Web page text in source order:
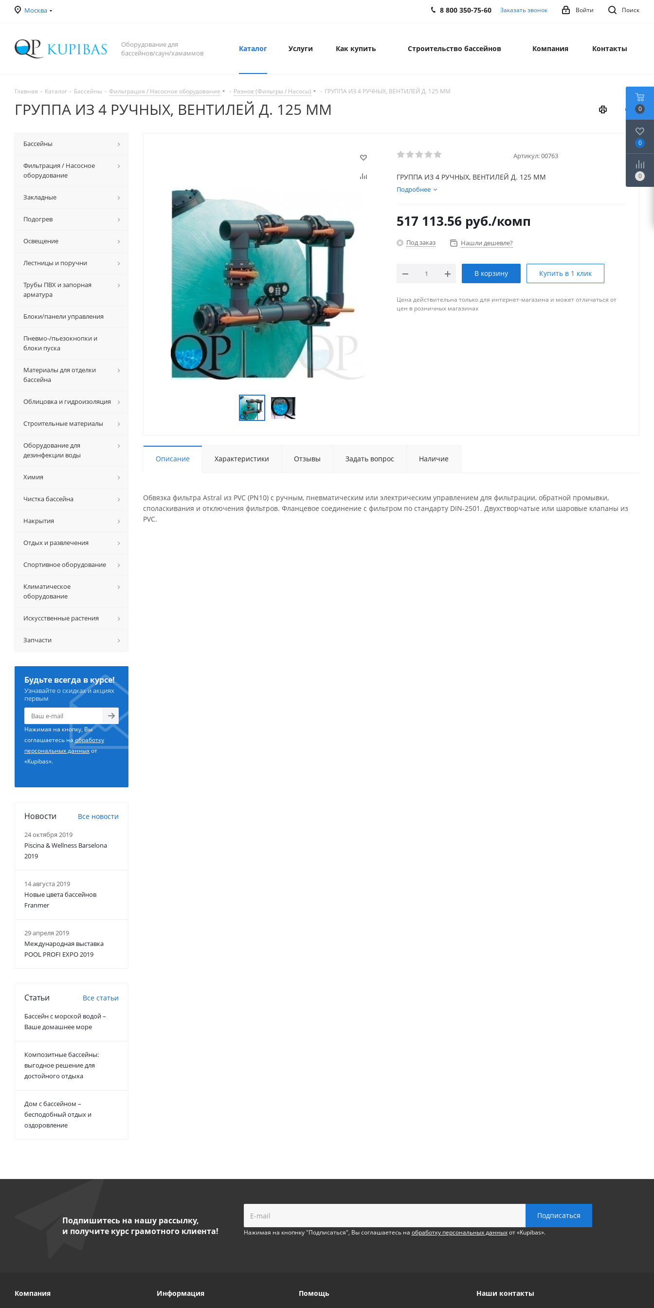
Москва Поиск
Войти
8 800 350-75-60 Заказать звонок
Оборудование для
бассейнов/саун/хамаммов
Каталог Услуги Как купить Строительство бассейнов Компания Контакты
Главная - Каталог - Бассейны - Фильтрация / Насосное оборудование - Разное (Фильтры / Насосы) - ГРУППА ИЗ 4 РУЧНЫХ, ВЕНТИЛЕЙ Д. 125 ММ
ГРУППА ИЗ 4 РУЧНЫХ, ВЕНТИЛЕЙ Д. 125 ММ
Артикул:00763
ГРУППА ИЗ 4 РУЧНЫХ, ВЕНТИЛЕЙ Д. 125 ММ
Подробнее
517 113.56 руб./комп
Под заказ Нашли дешевле?
В корзину Купить в 1 клик
Цена действительна только для интернет-магазина и может отличаться от
цен в розничных магазинах
Описание Характеристики Отзывы Задать вопрос Наличие
Обвязка фильтра Astral из PVC (PN10) с ручным, пневматическим или электрическим управлением для фильтрации, обратной промывки,
споласкивания и отключения фильтров. Фланцевое соединение с фильтром по стандарту DIN-2501. Двухстворчатые или шаровые клапаны из
PVC.
Бассейны
Фильтрация / Насосное
оборудование
Закладные
Подогрев
Освещение
Лестницы и поручни
Трубы ПВХ и запорная
арматура
Блоки/панели управления
Пневмо-/пьезокнопки и
блоки пуска
Материалы для отделки
бассейна
Облицовка и гидроизоляция
Строительные материалы
Оборудование для
дезинфекции воды
Химия
Чистка бассейна
Накрытия
Отдых и развлечения
Спортивное оборудование
Климатическое
оборудование
Искусственные растения
Запчасти
Будьте всегда в курсе!
Узнавайте о скидках и акциях
первым
Нажимая на кнопку, Вы
соглашаетесь наобработку
персональных данныхот
«Kupibas».
Новости Все новости
24 октября 2019
Piscina & Wellness Barselona
2019
14 августа 2019
Новые цвета бассейнов
Franmer
29 апреля 2019
Международная выставка
POOL PROFI EXPO 2019
Статьи Все статьи
Бассейн с морской водой –
Ваше домашнее море
Композитные бассейны:
выгодное решение для
достойного отдыха
Дом с бассейном –
бесподобный отдых и
оздоровление
Подпишитесь на нашу рассылку,
и получите курс грамотного клиента!
Нажимая на кнопнку "Подписаться", Вы соглашаетесь на обработку персональных данныхот «Kupibas».
Компания Информация Помощь Наши контакты
0
0
0